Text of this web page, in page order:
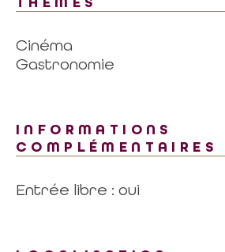
Cinéma
Gastronomie
INFORMATIONS
COMPLÉMENTAIRES
Entrée libre : oui